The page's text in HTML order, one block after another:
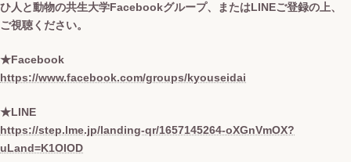
ひ人と動物の共生大学Facebookグループ、またはLINEご登録の上、
ご視聴ください。
★Facebook
https://www.facebook.com/groups/kyouseidai
★LINE
https://step.lme.jp/landing-qr/1657145264-oXGnVmOX?
uLand=K1OIOD